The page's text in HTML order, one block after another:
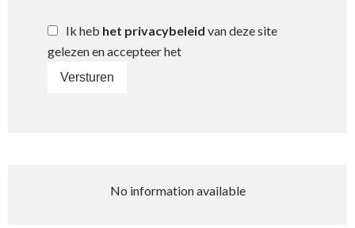
Ik heb het privacybeleid van deze site
gelezen en accepteer het
Versturen
No information available